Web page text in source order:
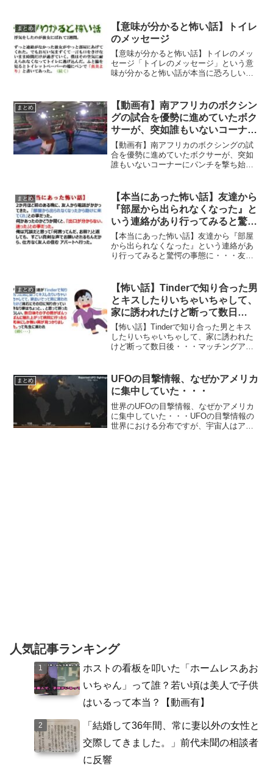
「稲川淳二さんが夏の季語になりまし
た」— 稲川淳二 (@Ju...
まとめ
【意味が分かると怖い話】トイレ
のメッセージ
【意味が分かると怖い話】トイレのメッ
セージ「トイレのメッセージ」という意
味が分かると怖い話が本当に恐ろしいと
掛けに気がつくと、ちょっとゾクッとす
るはず。 pic.twit...
まとめ
【動画有】南アフリカのボクシン
グの試合を優勢に進めていたボク
サーが、突如誰もいないコーナー
にパンチを撃ち始めた結果、数日
後に・・・
【動画有】南アフリカのボクシングの試
合を優勢に進めていたボクサーが、突如
誰もいないコーナーにパンチを撃ち始め
先週末のシフェシレ・ムトゥングワとの
WBFアフリカライト級タ...
まとめ
【本当にあった怖い話】友達から
『部屋から出られなくなった』と
いう連絡があり行ってみると驚愕
の事態に・・・
【本当にあった怖い話】友達から『部屋
から出られなくなった』という連絡があ
り行ってみると驚愕の事態に・・・友人
たら驚愕の事態になった話が反響を呼ん
でいます。ネットの声私の...
まとめ
【怖い話】Tinderで知り合った男
とキスしたりいちゃいちゃして、
家に誘われたけど断って数日
後・・・
【怖い話】Tinderで知り合った男とキス
したりいちゃいちゃして、家に誘われた
けど断って数日後・・・マッチングアプ
て言われたけど断ったら、後日、唇がパ
ンパンに腫れ...
まとめ
UFOの目撃情報、なぜかアメリカ
に集中していた・・・
世界のUFOの目撃情報、なぜかアメリカ
に集中していた・・・UFOの目撃情報の
世界における分布ですが、宇宙人はアメ
人気記事ランキング
ホストの看板を叩いた「ホームレスあお
いちゃん」って誰？若い頃は美人で子供
はいるって本当？【動画有】
「結婚して36年間、常に妻以外の女性と
交際してきました。」前代未聞の相談者
に反響